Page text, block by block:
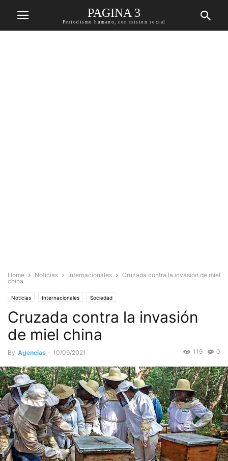
PAGINA 3
Periodismo humano, con mision social
Home Noticias Internacionales
Cruzada contra la invasión de miel
china
Noticias Internacionales Sociedad
Cruzada contra la invasión
de miel china
By Agencias - 10/09/2021 0
119